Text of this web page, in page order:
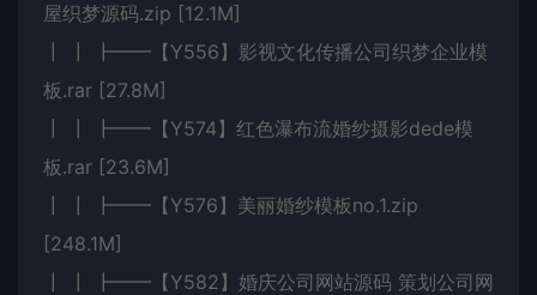
屋织梦源码.zip [12.1M]
┃ ┃ ┣━━【Y556】影视文化传播公司织梦企业模
板.rar [27.8M]
┃ ┃ ┣━━【Y574】红色瀑布流婚纱摄影dede模
板.rar [23.6M]
┃ ┃ ┣━━【Y576】美丽婚纱模板no.1.zip
[248.1M]
┃ ┃ ┣━━【Y582】婚庆公司网站源码 策划公司网